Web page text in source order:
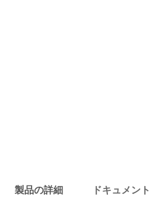
製品の詳細 ドキュメント